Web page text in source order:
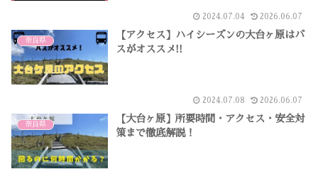
2024.07.04 2026.06.07
奈良県
【アクセス】ハイシーズンの大台ヶ原はバ
スがオススメ!!
2024.07.08 2026.06.07
奈良県
【大台ヶ原】所要時間・アクセス・安全対
策まで徹底解説！